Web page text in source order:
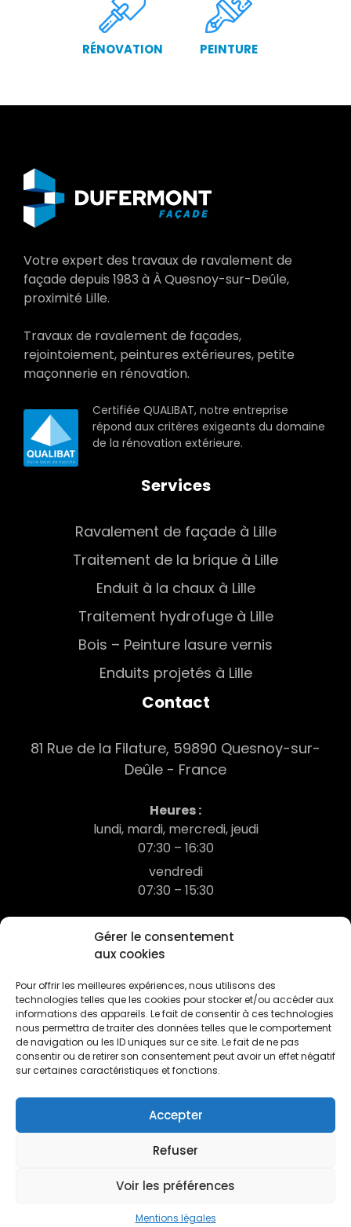
Gérer le consentement
aux cookies
Pour offrir les meilleures expériences, nous utilisons des
technologies telles que les cookies pour stocker et/ou accéder aux
informations des appareils. Le fait de consentir à ces technologies
nous permettra de traiter des données telles que le comportement
de navigation ou les ID uniques sur ce site. Le fait de ne pas
consentir ou de retirer son consentement peut avoir un effet négatif
sur certaines caractéristiques et fonctions.
Accepter
Refuser
Voir les préférences
Mentions légales
RÉNOVATION PEINTURE
Votre expert des travaux de ravalement de
façade depuis 1983 à À Quesnoy-sur-Deûle,
proximité Lille.
Travaux de ravalement de façades,
rejointoiement, peintures extérieures, petite
maçonnerie en rénovation.
Certifiée QUALIBAT, notre entreprise
répond aux critères exigeants du domaine
de la rénovation extérieure.
Services
Ravalement de façade à Lille
Traitement de la brique à Lille
Enduit à la chaux à Lille
Traitement hydrofuge à Lille
Bois – Peinture lasure vernis
Enduits projetés à Lille
Contact
81 Rue de la Filature, 59890 Quesnoy-sur-
Deûle - France
Heures :
lundi, mardi, mercredi, jeudi
07:30 – 16:30
vendredi
07:30 – 15:30
03 20 78 68 21
contact@dufermont.com
© 2026 Dufermont - Tous droits réservés.
ContactMentions légalesLiens Utiles